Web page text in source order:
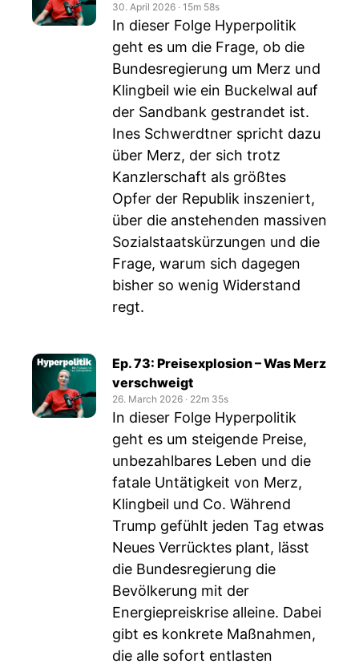
30. April 2026 ‧ 15m 58s
In dieser Folge Hyperpolitik
geht es um die Frage, ob die
Bundesregierung um Merz und
Klingbeil wie ein Buckelwal auf
der Sandbank gestrandet ist.
Ines Schwerdtner spricht dazu
über Merz, der sich trotz
Kanzlerschaft als größtes
Opfer der Republik inszeniert,
über die anstehenden massiven
Sozialstaatskürzungen und die
Frage, warum sich dagegen
bisher so wenig Widerstand
regt.
Ep. 73: Preisexplosion – Was Merz
verschweigt
26. March 2026 ‧ 22m 35s
In dieser Folge Hyperpolitik
geht es um steigende Preise,
unbezahlbares Leben und die
fatale Untätigkeit von Merz,
Klingbeil und Co. Während
Trump gefühlt jeden Tag etwas
Neues Verrücktes plant, lässt
die Bundesregierung die
Bevölkerung mit der
Energiepreiskrise alleine. Dabei
gibt es konkrete Maßnahmen,
die alle sofort entlasten